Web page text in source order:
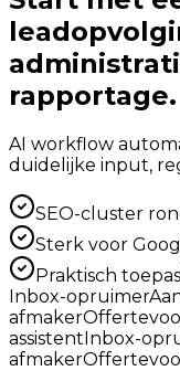
rapportage.
AI workflow
duidelijke input,
SEO-cluster
Sterk voor
Praktisch
Inbox-opruimer
afmaker
assistentInbox-
afmaker